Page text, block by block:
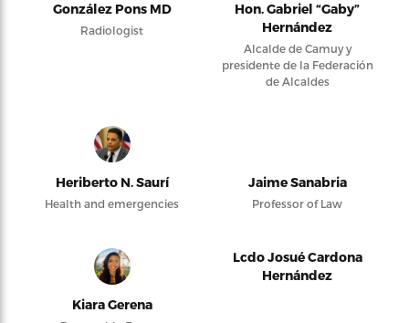
González Pons MD
Radiologist
Hon. Gabriel “Gaby”
Hernández
Alcalde de Camuy y
presidente de la Federación
de Alcaldes
Heriberto N. Saurí
Health and emergencies
Jaime Sanabria
Professor of Law
Kiara Gerena
Lcdo Josué Cardona
Hernández